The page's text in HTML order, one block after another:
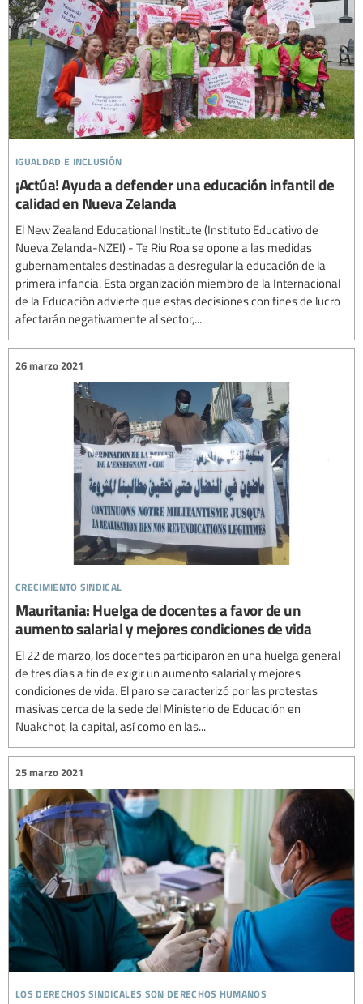
igualdad e inclusión
¡Actúa! Ayuda a defender una educación infantil de
calidad en Nueva Zelanda
El New Zealand Educational Institute (Instituto Educativo de
Nueva Zelanda-NZEI) - Te Riu Roa se opone a las medidas
gubernamentales destinadas a desregular la educación de la
primera infancia. Esta organización miembro de la Internacional
de la Educación advierte que estas decisiones con fines de lucro
afectarán negativamente al sector,...
crecimiento sindical
26 marzo 2021
Mauritania: Huelga de docentes a favor de un
aumento salarial y mejores condiciones de vida
El 22 de marzo, los docentes participaron en una huelga general
de tres días a fin de exigir un aumento salarial y mejores
condiciones de vida. El paro se caracterizó por las protestas
masivas cerca de la sede del Ministerio de Educación en
Nuakchot, la capital, así como en las...
los derechos sindicales son derechos humanos
25 marzo 2021